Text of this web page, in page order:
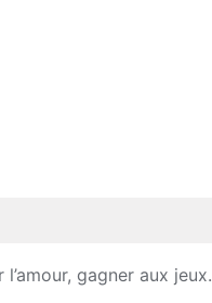
gagner aux jeux.